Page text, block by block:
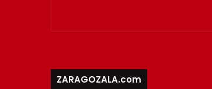
ZARAGOZALA.com